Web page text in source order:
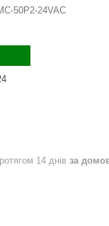
50P2-24VAC
14 днів за